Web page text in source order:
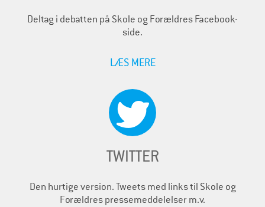
Deltag i debatten på Skole og Forældres Facebook-
side.
LÆS MERE
TWITTER
Den hurtige version. Tweets med links til Skole og
Forældres pressemeddelelser m.v.